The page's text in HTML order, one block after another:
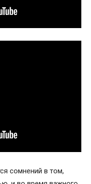
сомнений в том,